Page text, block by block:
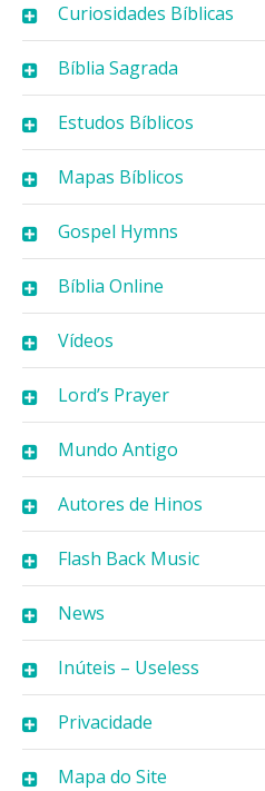
Curiosidades Bíblicas
Bíblia Sagrada
Estudos Bíblicos
Mapas Bíblicos
Gospel Hymns
Bíblia Online
Vídeos
Lord’s Prayer
Mundo Antigo
Autores de Hinos
Flash Back Music
News
Inúteis – Useless
Privacidade
Mapa do Site